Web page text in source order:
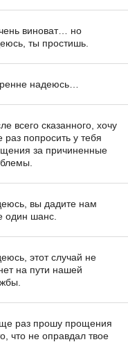
виноват… но
ты простишь.
надеюсь…
всего сказанного, хочу
раз попросить у тебя
за причиненные
вы дадите нам
один шанс.
этот случай не
на пути нашей
раз прошу прощения
что не оправдал твое